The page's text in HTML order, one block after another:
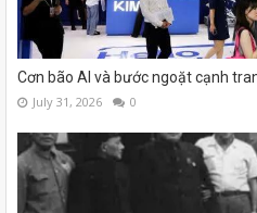
Cơn bão AI và bước ngoặt cạnh
July 31, 2026 0